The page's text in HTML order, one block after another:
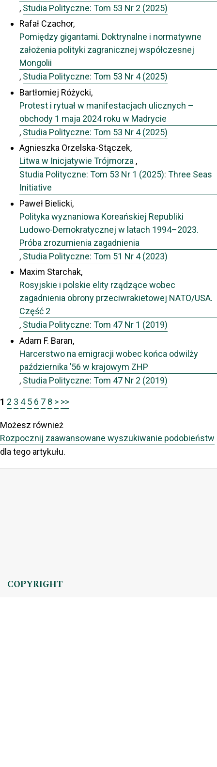
, Studia Polityczne: Tom 53 Nr 2 (2025)
Rafał Czachor,
Pomiędzy gigantami. Doktrynalne i normatywne
założenia polityki zagranicznej współczesnej
Mongolii
, Studia Polityczne: Tom 53 Nr 4 (2025)
Bartłomiej Różycki,
Protest i rytuał w manifestacjach ulicznych –
obchody 1 maja 2024 roku w Madrycie
, Studia Polityczne: Tom 53 Nr 4 (2025)
Agnieszka Orzelska-Stączek,
Litwa w Inicjatywie Trójmorza ,
Studia Polityczne: Tom 53 Nr 1 (2025): Three Seas
Initiative
Paweł Bielicki,
Polityka wyznaniowa Koreańskiej Republiki
Ludowo-Demokratycznej w latach 1994–2023.
Próba zrozumienia zagadnienia
, Studia Polityczne: Tom 51 Nr 4 (2023)
Maxim Starchak,
Rosyjskie i polskie elity rządzące wobec
zagadnienia obrony przeciwrakietowej NATO/USA.
Część 2
, Studia Polityczne: Tom 47 Nr 1 (2019)
Adam F. Baran,
Harcerstwo na emigracji wobec końca odwilży
października ’56 w krajowym ZHP
, Studia Polityczne: Tom 47 Nr 2 (2019)
1 2 3 4 5 6 7 8 > >>
Możesz również
Rozpocznij zaawansowane wyszukiwanie podobieństw
dla tego artykułu.
COPYRIGHT